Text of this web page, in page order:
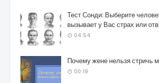
Тест Сонди: Выберите
вызывает у Вас страх или
04:54
Почему жене нельзя стричь
00:19